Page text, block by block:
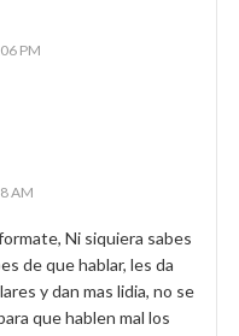
PM
AM
Ni siquiera sabes
de que hablar, les da
y dan mas lidia, no se
que hablen mal los